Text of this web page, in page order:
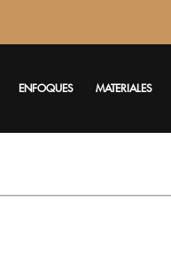
ENFOQUES MATERIALES